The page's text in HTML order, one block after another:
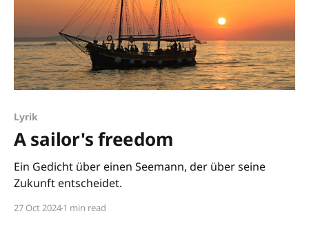
Lyrik
A sailor's freedom
Ein Gedicht über einen Seemann, der über seine
Zukunft entscheidet.
27 Oct 20241 min read